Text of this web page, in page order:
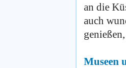
an die
auch
Museen